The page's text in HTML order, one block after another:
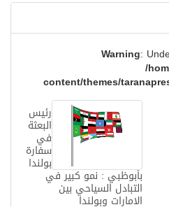
Warning:
/
content/themes/
رئيس
البعثة
في
سفارة
بولندا
بأبوظبي : نمو كبير في
التبادل السياحي بين
الامارات وبولندا